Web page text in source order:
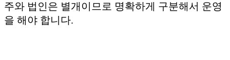
주와 법인은 별개이므로 명확하게 구분해서 운영
을 해야 합니다.